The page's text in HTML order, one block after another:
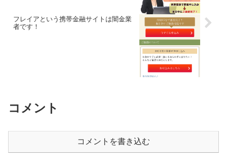
フレイアという携帯金融サイトは闇金業
者です！
コメント
コメントを書き込む